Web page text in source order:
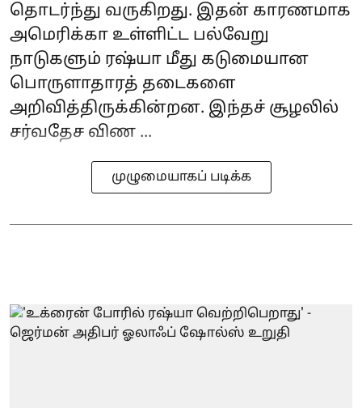
தொடர்ந்து வருகிறது. இதன் காரணமாக
அமெரிக்கா உள்ளிட்ட பல்வேறு
நாடுகளும் ரஷ்யா மீது கடுமையான
பொருளாதாரத் தடைகளை
அறிவித்திருக்கின்றன. இந்தச் சூழலில்
சர்வதேச விண ...
முழுமையாகப் படிக்க